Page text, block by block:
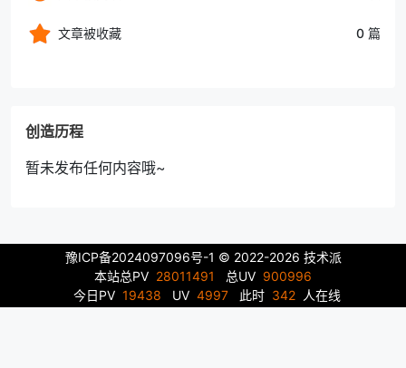
文章被收藏 0 篇
创造历程
暂未发布任何内容哦~
豫ICP备2024097096号-1 © 2022-2026 技术派
本站总PV 28011491 总UV 900996
今日PV 19438 UV 4997此时 342人在线